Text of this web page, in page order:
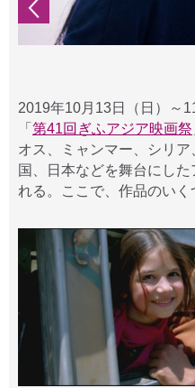
2019年10月13日（日）～
「 第41回ぎふアジア映画祭
オス、ミャンマー、シリ
国、日本などを舞台にし
れる。ここで、作品のいく